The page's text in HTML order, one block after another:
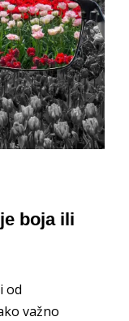
boja ili
od
važno